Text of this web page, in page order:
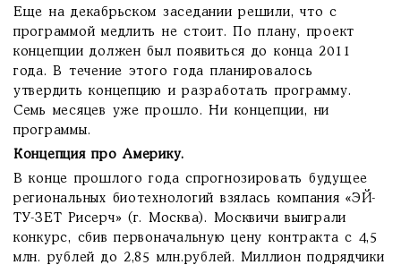
Еще на декабрьском заседании решили, что с
программой медлить не стоит. По плану, проект
концепции должен был появиться до конца 2011
года. В течение этого года планировалось
утвердить концепцию и разработать программу.
Семь месяцев уже прошло. Ни концепции, ни
программы.
Концепция про Америку.
В конце прошлого года спрогнозировать будущее
региональных биотехнологий взялась компания «ЭЙ-
ТУ-ЗЕТ Рисерч» (г. Москва). Москвичи выиграли
конкурс, сбив первоначальную цену контракта с 4,5
млн. рублей до 2,85 млн.рублей. Миллион подрядчики